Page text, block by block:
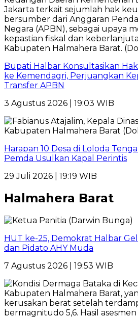
Bupati Halbar Konsultasikan
ke Kemendagri, Perjuangkan
Transfer APBN
3 Agustus 2026 | 19:03 WIB
Harapan 10 Desa di Loloda
Pemda Usulkan Kapal Perintis
29 Juli 2026 | 19:19 WIB
Halmahera Barat
HUT ke-25, Demokrat Halbar
dan Pidato AHY Muda
7 Agustus 2026 | 19:53 WIB